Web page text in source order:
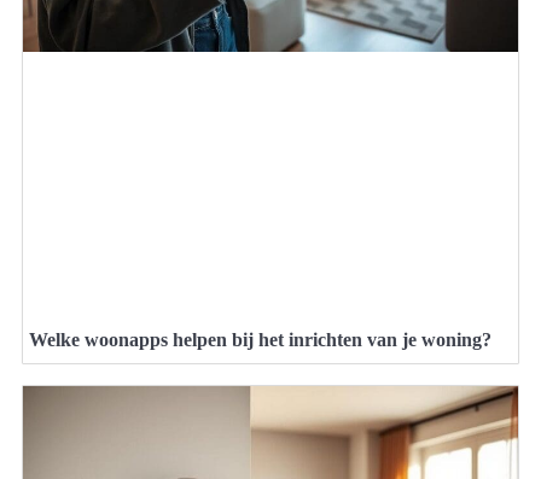
Welke woonapps helpen bij het inrichten van je woning?